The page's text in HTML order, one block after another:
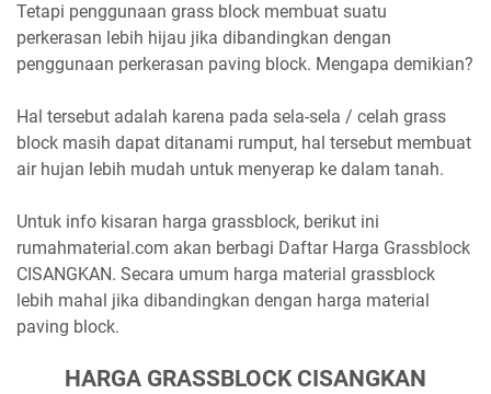
Tetapi penggunaan grass block membuat suatu
perkerasan lebih hijau jika dibandingkan dengan
penggunaan perkerasan paving block. Mengapa demikian?
Hal tersebut adalah karena pada sela-sela / celah grass
block masih dapat ditanami rumput, hal tersebut membuat
air hujan lebih mudah untuk menyerap ke dalam tanah.
Untuk info kisaran harga grassblock, berikut ini
rumahmaterial.com akan berbagi Daftar Harga Grassblock
CISANGKAN. Secara umum harga material grassblock
lebih mahal jika dibandingkan dengan harga material
paving block.
HARGA GRASSBLOCK CISANGKAN